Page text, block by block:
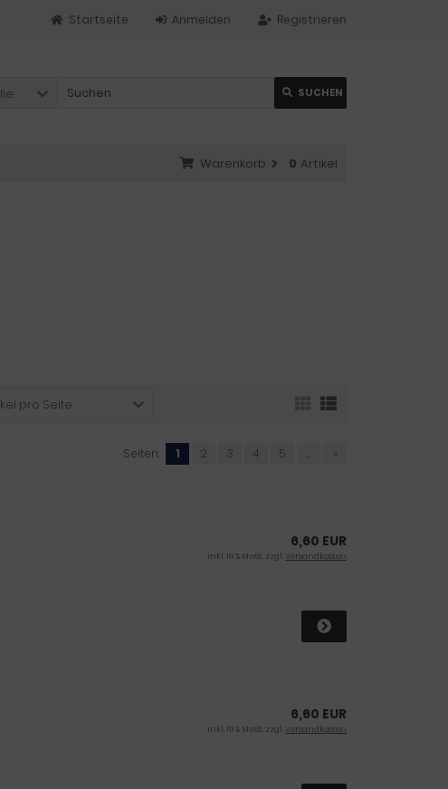
Registrieren
Anmelden
Startseite
SUCHEN
Warenkorb 0 Artikel
pro Seite
Seiten: 1 2 3 4 5 ... »
6,60 EUR
inkl. 19 % MwSt. zzgl.Versandkosten
6,60 EUR
inkl. 19 % MwSt. zzgl.Versandkosten